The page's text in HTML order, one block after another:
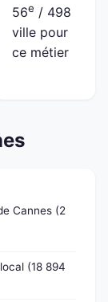
56e / 498
ville pour
ce métier
Cannes (2
(18 894